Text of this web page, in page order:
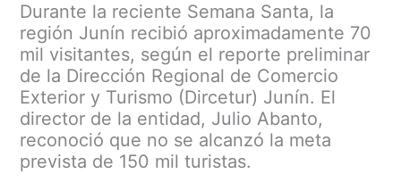
Durante la reciente Semana Santa, la
región Junín recibió aproximadamente 70
mil visitantes, según el reporte preliminar
de la Dirección Regional de Comercio
Exterior y Turismo (Dircetur) Junín. El
director de la entidad, Julio Abanto,
reconoció que no se alcanzó la meta
prevista de 150 mil turistas.